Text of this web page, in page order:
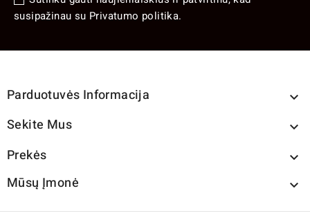
susipažinau su Privatumo politika.
Parduotuvės Informacija 
Sekite Mus 
Prekės 
Mūsų Įmonė 